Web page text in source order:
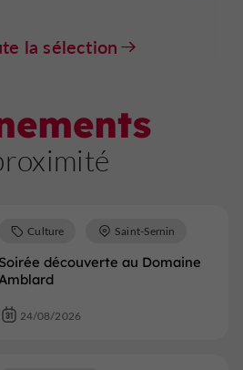
la sélection
Soirée découverte au Domaine
Culture Saint-Sernin
24/08/2026